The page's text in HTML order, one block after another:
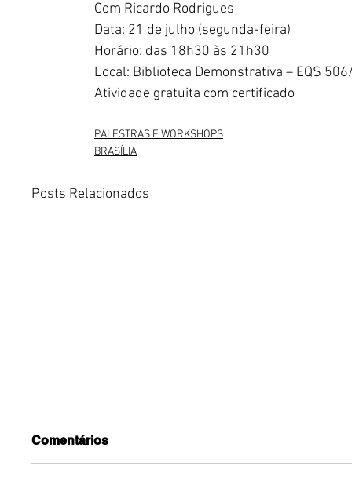
Com Ricardo Rodrigues
Data: 21 de julho (segunda-feira)
Horário: das 18h30 às 21h30
Local: Biblioteca Demonstrativa – EQS
Atividade gratuita com certificado
PALESTRAS E WORKSHOPS
BRASÍLIA
Posts Relacionados
Comentários